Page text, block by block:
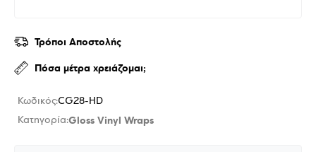
Τρόποι Αποστολής
Πόσα μέτρα χρειάζομαι;
Κωδικός:CG28-HD
Κατηγορία:Gloss Vinyl Wraps